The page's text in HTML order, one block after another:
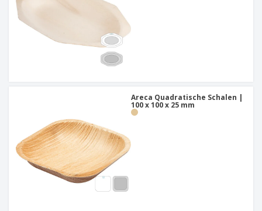
Areca Quadratische Schalen |
100 x 100 x 25 mm